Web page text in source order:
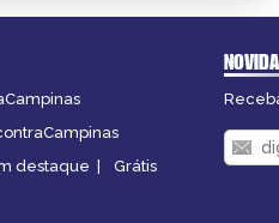
destaque | Grátis